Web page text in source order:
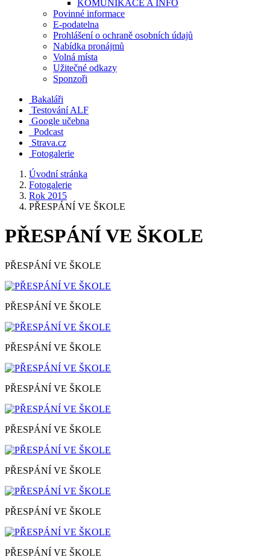
KOMUNIKACE A INFO
Povinné informace
E-podatelna
Prohlášení o ochraně osobních údajů
Nabídka pronájmů
Volná místa
Užitečné odkazy
Sponzoři
Bakaláři
Testování ALF
Google učebna
Podcast
Strava.cz
Fotogalerie
Úvodní stránka
Fotogalerie
Rok 2015
PŘESPÁNÍ VE ŠKOLE
PŘESPÁNÍ VE ŠKOLE
PŘESPÁNÍ VE ŠKOLE
PŘESPÁNÍ VE ŠKOLE
PŘESPÁNÍ VE ŠKOLE
PŘESPÁNÍ VE ŠKOLE
PŘESPÁNÍ VE ŠKOLE
PŘESPÁNÍ VE ŠKOLE
PŘESPÁNÍ VE ŠKOLE
PŘESPÁNÍ VE ŠKOLE